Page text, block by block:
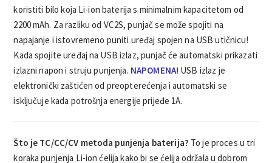
koristiti bilo koja Li-ion baterija s minimalnim kapacitetom od
2200 mAh. Za razliku od VC2S, punjač se može spojiti na
napajanje i istovremeno puniti uređaj spojen na USB utičnicu!
Kada spojite uređaj na USB izlaz, punjač će automatski prikazati
izlazni napon i struju punjenja. NAPOMENA! USB izlaz je
elektronički zaštićen od preopterećenja i automatski se
isključuje kada potrošnja energije prijeđe 1A.
Što je TC/CC/CV metoda punjenja baterija? To je proces u tri
koraka punjenja Li-ion ćelija kako bi se ćelija održala u dobrom